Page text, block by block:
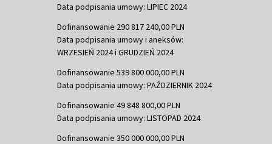
Data podpisania umowy: LIPIEC 2024
Dofinansowanie 290 817 240,00 PLN
Data podpisania umowy i aneksów:
WRZESIEŃ 2024 i GRUDZIEŃ 2024
Dofinansowanie 539 800 000,00 PLN
Data podpisania umowy: PAŹDZIERNIK 2024
Dofinansowanie 49 848 800,00 PLN
Data podpisania umowy: LISTOPAD 2024
Dofinansowanie 350 000 000,00 PLN